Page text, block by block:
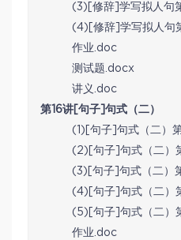
(3)[修辞]学写拟人句
(4)[修辞]学写拟人句
作业.doc
测试题.docx
讲义.doc
第16讲[句子]句式（二）
(1)[句子]句式（二）
(2)[句子]句式（二）
(3)[句子]句式（二）
(4)[句子]句式（二）
(5)[句子]句式（二）
作业.doc